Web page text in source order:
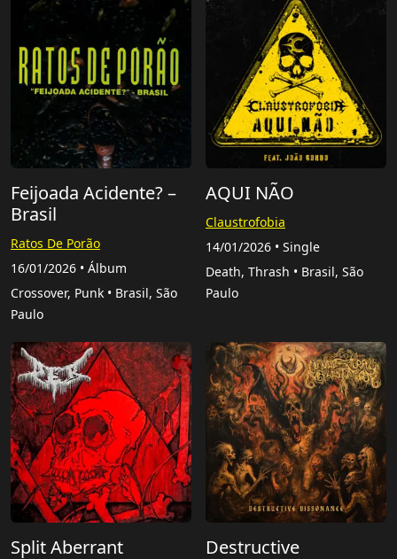
Feijoada Acidente? –
Brasil
Ratos De Porão
16/01/2026 • Álbum
Crossover, Punk • Brasil, São
Paulo
AQUI NÃO
Claustrofobia
14/01/2026 • Single
Death, Thrash • Brasil, São
Paulo
Split Aberrant
Destructive